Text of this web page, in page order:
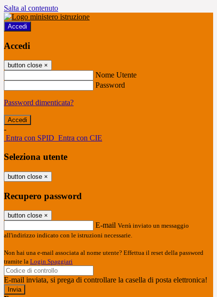
Salta al contenuto
Accedi
Accedi
button close ×
Nome Utente
Password
Password dimenticata?
-
Entra con SPID Entra con CIE
Seleziona utente
button close ×
Recupero password
button close ×
E-mail Verrà inviato un messaggio
all'indirizzo indicato con le istruzioni necessarie.
Non hai una e-mail associata al nome utente? Effettua il reset della password
tramite la Login Spaggiari
E-mail inviata, si prega di controllare la casella di posta elettronica!